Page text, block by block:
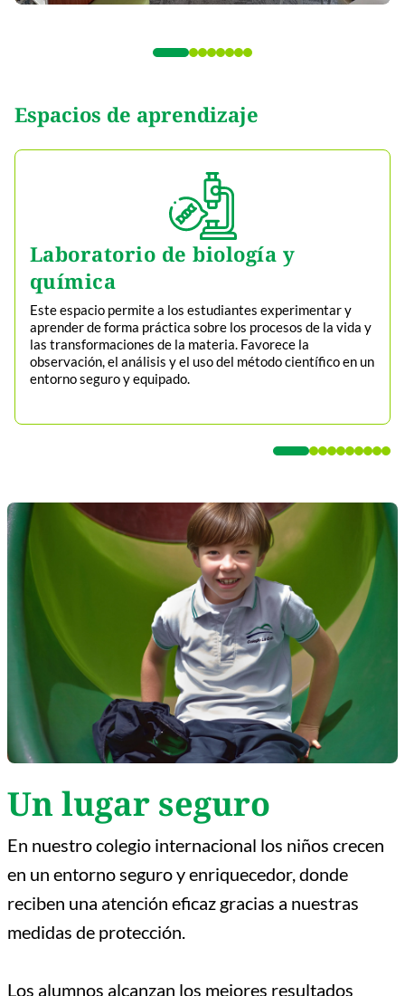
Espacios de aprendizaje
Laboratorio de biología y
química
Este espacio permite a los estudiantes experimentar y
aprender de forma práctica sobre los procesos de la vida y
las transformaciones de la materia. Favorece la
observación, el análisis y el uso del método científico en un
entorno seguro y equipado.
Un lugar seguro
En nuestro colegio internacional los niños crecen
en un entorno seguro y enriquecedor, donde
reciben una atención eficaz gracias a nuestras
medidas de protección.
Los alumnos alcanzan los mejores resultados